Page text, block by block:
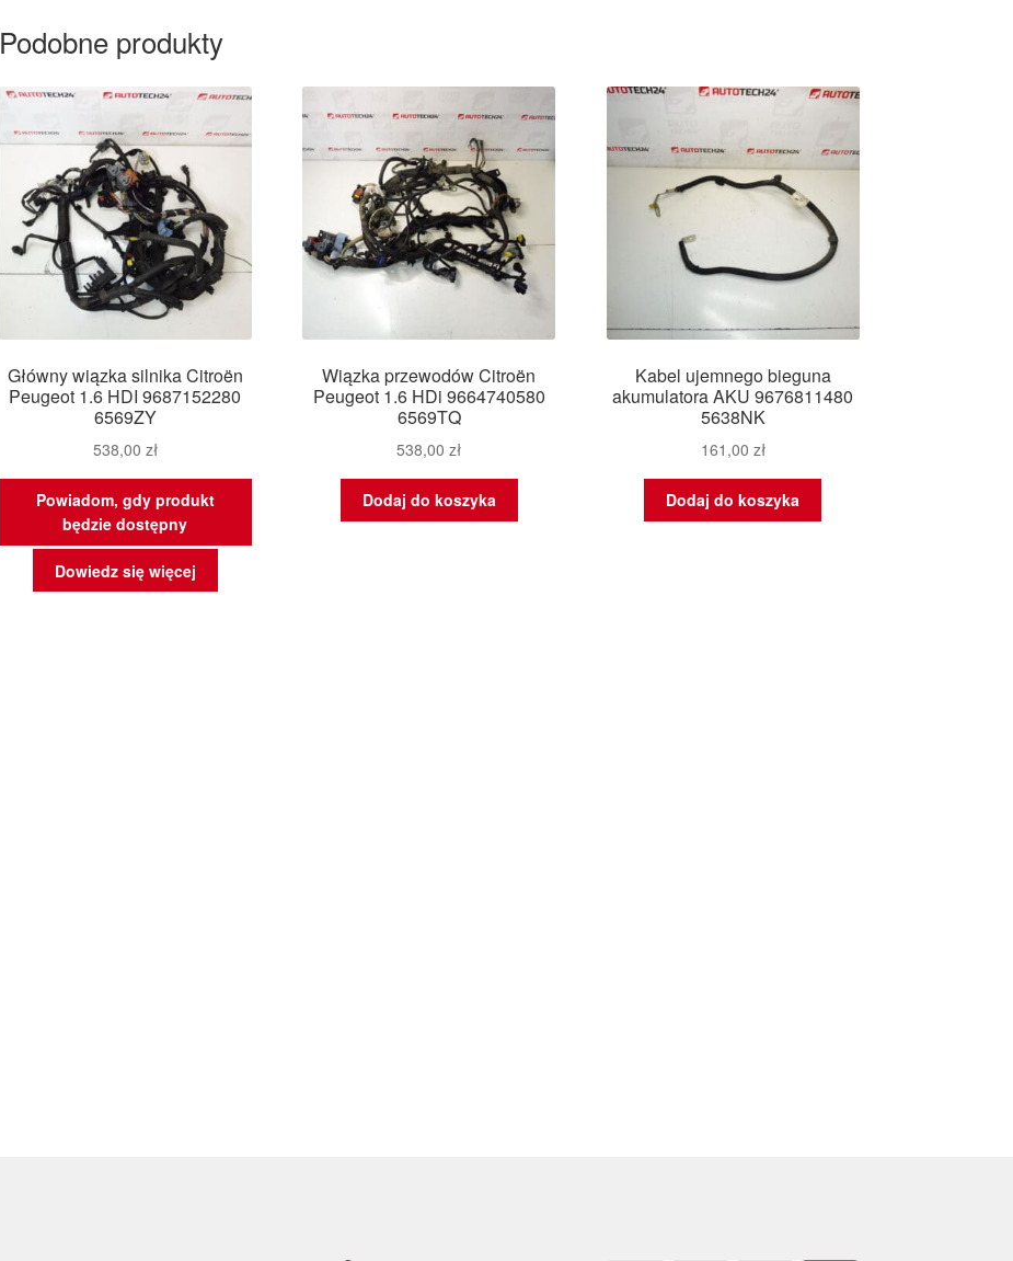
Podobne produkty
Główny wiązka silnika Citroën
Peugeot 1.6 HDI 9687152280
6569ZY
538,00 zł
Powiadom, gdy produkt
będzie dostępny
Dowiedz się więcej
Wiązka przewodów Citroën
Peugeot 1.6 HDi 9664740580
6569TQ
538,00zł
Dodaj do koszyka
Kabel ujemnego bieguna
akumulatora AKU 9676811480
5638NK
161,00 zł
Dodaj do koszyka